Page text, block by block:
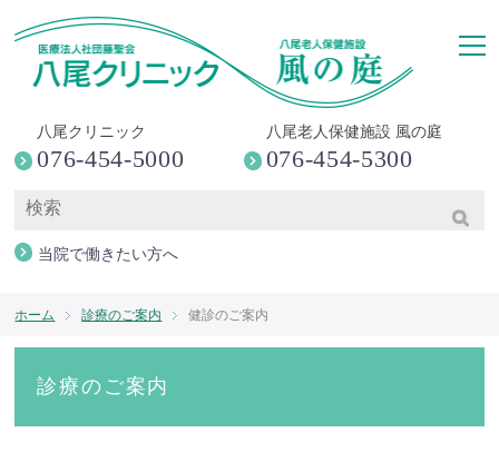
八尾クリニック
076-454-5000
八尾老人保健施設 風の庭
076-454-5300
当院で働きたい方へ
ホーム 診療のご案内 健診のご案内
診療のご案内